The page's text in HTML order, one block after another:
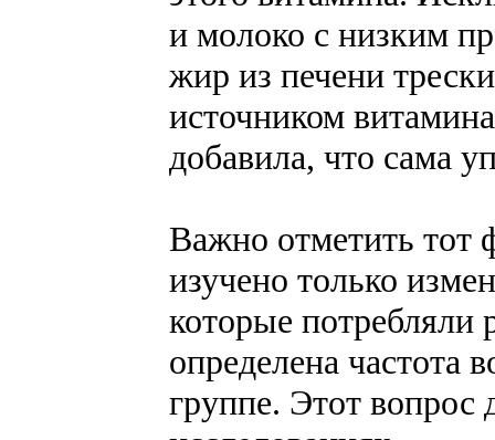
и молоко с низким
жир из печени
источником
добавила, что сама
Важно отметить тот
изучено только
которые потребляли
определена частота
группе. Этот